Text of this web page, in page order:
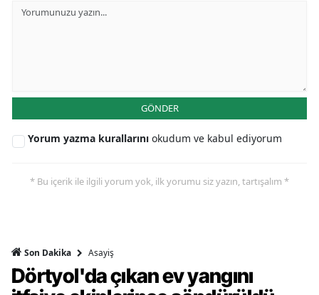
GÖNDER
Yorum yazma kurallarını okudum ve kabul ediyorum
* Bu içerik ile ilgili yorum yok, ilk yorumu siz yazın, tartışalım *
Son Dakika Asayiş
Dörtyol'da çıkan ev yangını